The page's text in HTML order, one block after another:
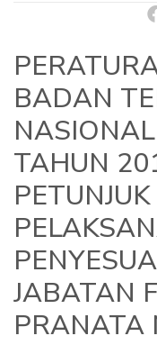
BADAN
TAHUN
JABATAN
PRANATA